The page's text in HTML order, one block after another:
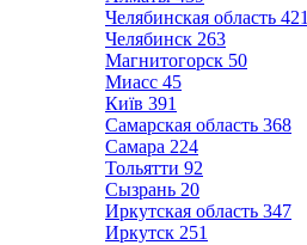
Челябинская область 421
Челябинск 263
Магнитогорск 50
Миасс 45
Київ 391
Самарская область 368
Самара 224
Тольятти 92
Сызрань 20
Иркутская область 347
Иркутск 251